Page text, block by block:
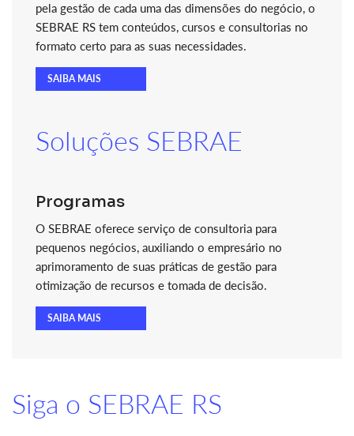
pela gestão de cada uma das dimensões do negócio, o
SEBRAE RS tem conteúdos, cursos e consultorias no
formato certo para as suas necessidades.
SAIBA MAIS
Soluções SEBRAE
Programas
O SEBRAE oferece serviço de consultoria para
pequenos negócios, auxiliando o empresário no
aprimoramento de suas práticas de gestão para
otimização de recursos e tomada de decisão.
SAIBA MAIS
Siga o SEBRAE RS